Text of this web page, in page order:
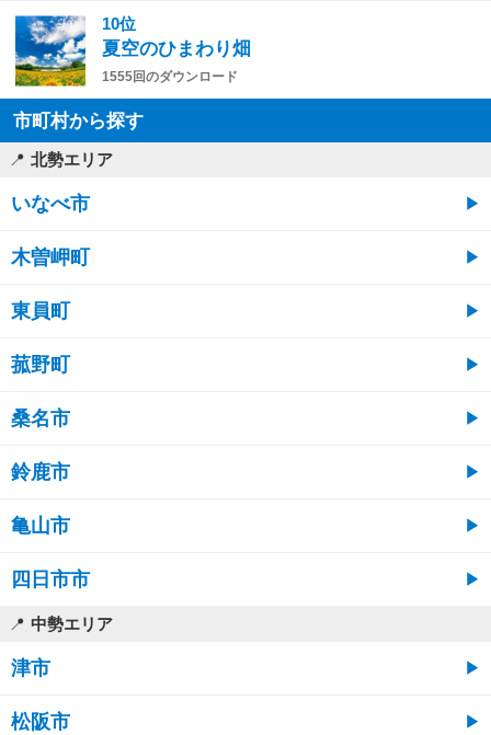
10位
夏空のひまわり畑
1555回のダウンロード
市町村から探す
北勢エリア
いなべ市
木曽岬町
東員町
菰野町
桑名市
鈴鹿市
亀山市
四日市市
中勢エリア
津市
松阪市